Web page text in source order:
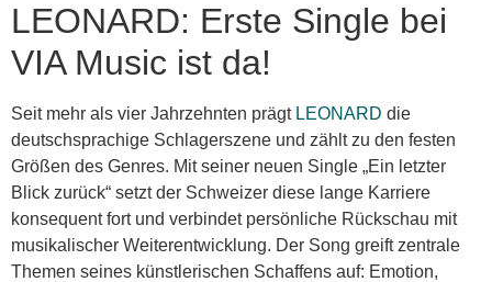
LEONARD: Erste Single bei
VIA Music ist da!
Seit mehr als vier Jahrzehnten prägt LEONARD die
deutschsprachige Schlagerszene und zählt zu den festen
Größen des Genres. Mit seiner neuen Single „Ein letzter
Blick zurück“ setzt der Schweizer diese lange Karriere
konsequent fort und verbindet persönliche Rückschau mit
musikalischer Weiterentwicklung. Der Song greift zentrale
Themen seines künstlerischen Schaffens auf: Emotion,